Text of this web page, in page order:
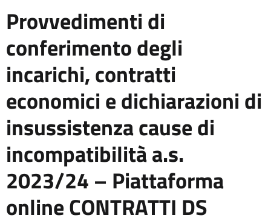
Provvedimenti di
conferimento degli
incarichi, contratti
economici e dichiarazioni di
insussistenza cause di
incompatibilità a.s.
2023/24 – Piattaforma
online CONTRATTI DS